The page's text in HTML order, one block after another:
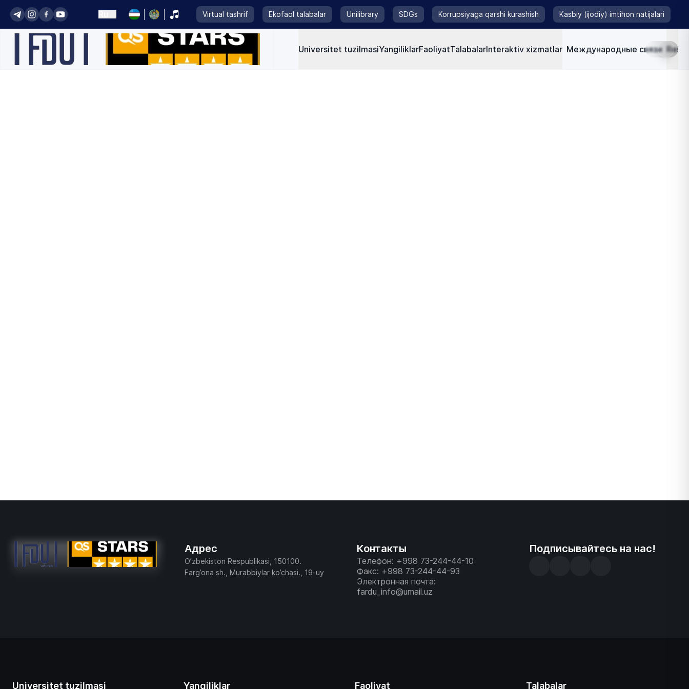
Virtual tashrif Ekofaol talabalar Unilibrary SDGs Korrupsiyaga qarshi kurashish Kasbiy (ijodiy) imtihon natijalari
Universitet tuzilmasiYangiliklarFaoliyatTalabalarInteraktiv xizmatlar Международные связи
Адрес
O’zbekiston Respublikasi, 150100.
Farg’ona sh., Murabbiylar ko’chasi., 19-uy
Контакты
Телефон: +998 73-244-44-10
Факс: +998 73-244-44-93
Электронная почта:
fardu_info@umail.uz
Подписывайтесь на нас!
Universitet tuzilmasi Yangiliklar Faoliyat Talabalar